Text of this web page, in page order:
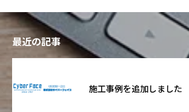
最近の記事
施工事例を追加しました